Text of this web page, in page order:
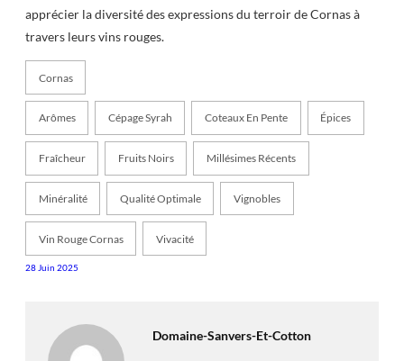
apprécier la diversité des expressions du terroir de Cornas à
travers leurs vins rouges.
Cornas
Arômes Cépage Syrah Coteaux En Pente Épices
Fraîcheur Fruits Noirs Millésimes Récents
Minéralité Qualité Optimale Vignobles
Vin Rouge Cornas Vivacité
28 Juin 2025
Domaine-Sanvers-Et-Cotton